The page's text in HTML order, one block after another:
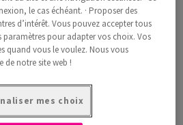
le cas échéant. · Proposer des
d’intérêt. Vous pouvez accepter tous
paramètres pour adapter vos choix. Vos
quand vous le voulez. Nous vous
de notre site web !
mes choix